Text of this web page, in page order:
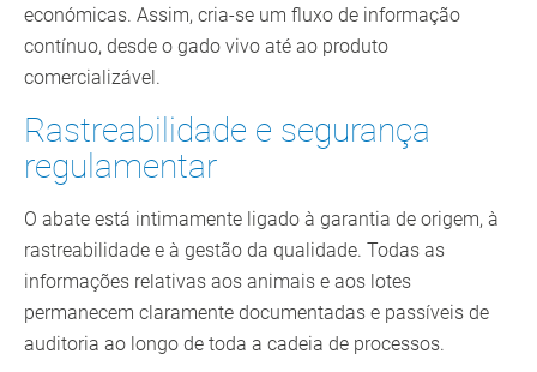
económicas. Assim, cria-se um fluxo de informação
contínuo, desde o gado vivo até ao produto
comercializável.
Rastreabilidade e segurança
regulamentar
O abate está intimamente ligado à garantia de origem, à
rastreabilidade e à gestão da qualidade. Todas as
informações relativas aos animais e aos lotes
permanecem claramente documentadas e passíveis de
auditoria ao longo de toda a cadeia de processos.